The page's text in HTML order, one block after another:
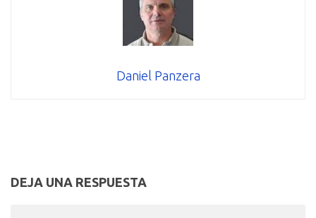
Daniel Panzera
DEJA UNA RESPUESTA